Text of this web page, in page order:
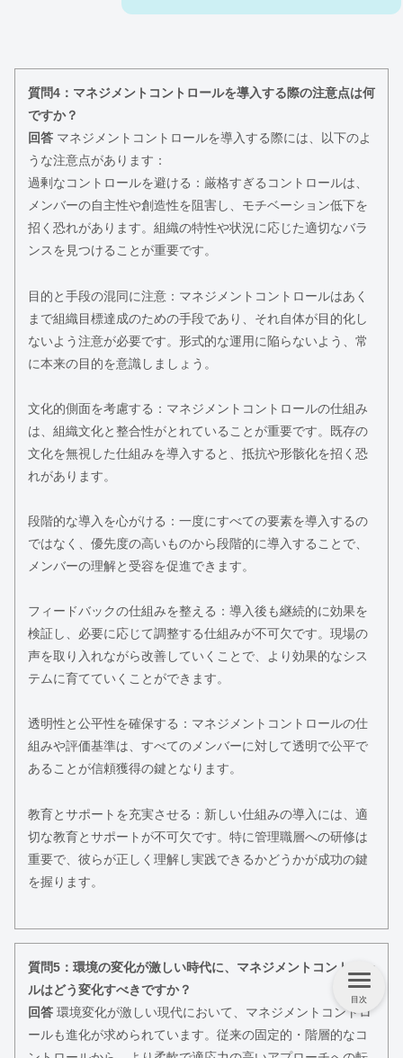
質問4：マネジメントコントロールを導入する際の注意点は何
ですか？
回答 マネジメントコントロールを導入する際には、以下のよ
うな注意点があります：
過剰なコントロールを避ける：厳格すぎるコントロールは、
メンバーの自主性や創造性を阻害し、モチベーション低下を
招く恐れがあります。組織の特性や状況に応じた適切なバラ
ンスを見つけることが重要です。
目的と手段の混同に注意：マネジメントコントロールはあく
まで組織目標達成のための手段であり、それ自体が目的化し
ないよう注意が必要です。形式的な運用に陥らないよう、常
に本来の目的を意識しましょう。
文化的側面を考慮する：マネジメントコントロールの仕組み
は、組織文化と整合性がとれていることが重要です。既存の
文化を無視した仕組みを導入すると、抵抗や形骸化を招く恐
れがあります。
段階的な導入を心がける：一度にすべての要素を導入するの
ではなく、優先度の高いものから段階的に導入することで、
メンバーの理解と受容を促進できます。
フィードバックの仕組みを整える：導入後も継続的に効果を
検証し、必要に応じて調整する仕組みが不可欠です。現場の
声を取り入れながら改善していくことで、より効果的なシス
テムに育てていくことができます。
透明性と公平性を確保する：マネジメントコントロールの仕
組みや評価基準は、すべてのメンバーに対して透明で公平で
あることが信頼獲得の鍵となります。
教育とサポートを充実させる：新しい仕組みの導入には、適
切な教育とサポートが不可欠です。特に管理職層への研修は
重要で、彼らが正しく理解し実践できるかどうかが成功の鍵
を握ります。
質問5：環境の変化が激しい時代に、マネジメントコントロー
ルはどう変化すべきですか？
回答 環境変化が激しい現代において、マネジメントコントロ
ールも進化が求められています。従来の固定的・階層的なコ
目次